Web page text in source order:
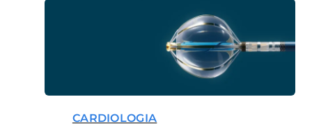
CARDIOLOGIA